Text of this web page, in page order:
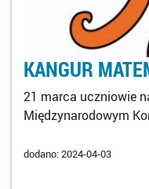
KANGUR
21 marca uczniowie
Międzynarodowym
dodano: 2024-04-03